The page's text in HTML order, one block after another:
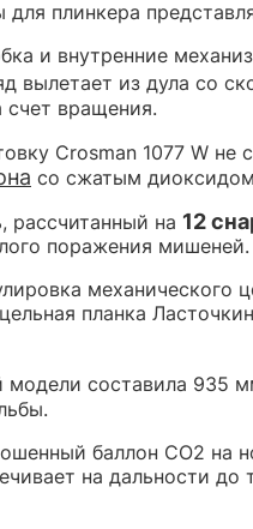
плинкера
и внутренние
вылетает из дула со
вращения.
Crosman 1077 W не
со сжатым диоксидом
рассчитанный на 12
поражения
механического
планка
модели составила 935
баллон CO2 на
на дальности